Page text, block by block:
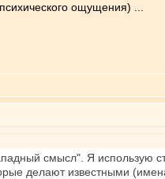
ощущения) ...
смысл". Я использую
делают известными